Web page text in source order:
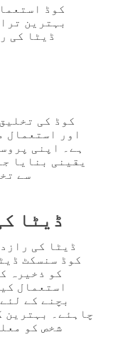
بہترین
ڈیٹا کی
اور استعمال
ہے۔ اپنی
یقینی بنایا
سے
ڈیٹا
ڈیٹا کی
کو ذخیرہ
استعمال
بچنے کے
چاہئے۔ بہترین
شخص کو